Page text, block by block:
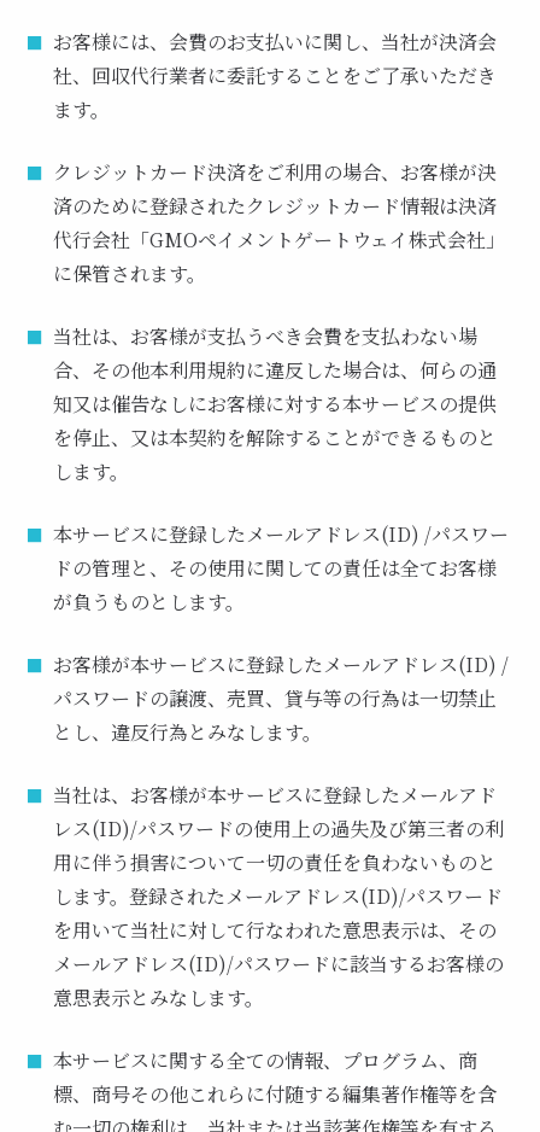
お客様には、会費のお支払いに関し、当社が決済会
社、回収代行業者に委託することをご了承いただき
ます。
クレジットカード決済をご利用の場合、お客様が決
済のために登録されたクレジットカード情報は決済
代行会社「GMOペイメントゲートウェイ株式会社」
に保管されます。
当社は、お客様が支払うべき会費を支払わない場
合、その他本利用規約に違反した場合は、何らの通
知又は催告なしにお客様に対する本サービスの提供
を停止、又は本契約を解除することができるものと
します。
本サービスに登録したメールアドレス(ID) /パスワー
ドの管理と、その使用に関しての責任は全てお客様
が負うものとします。
お客様が本サービスに登録したメールアドレス(ID) /
パスワードの譲渡、売買、貸与等の行為は一切禁止
とし、違反行為とみなします。
当社は、お客様が本サービスに登録したメールアド
レス(ID)/パスワードの使用上の過失及び第三者の利
用に伴う損害について一切の責任を負わないものと
します。登録されたメールアドレス(ID)/パスワード
を用いて当社に対して行なわれた意思表示は、その
メールアドレス(ID)/パスワードに該当するお客様の
意思表示とみなします。
本サービスに関する全ての情報、プログラム、商
標、商号その他これらに付随する編集著作権等を含